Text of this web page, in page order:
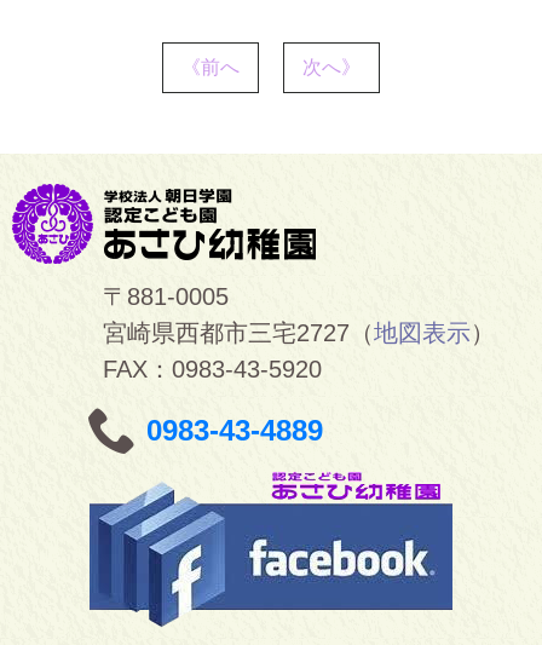
《前へ 次へ》
〒881-0005
宮崎県西都市三宅2727（地図表示）
FAX：0983-43-5920
0983-43-4889